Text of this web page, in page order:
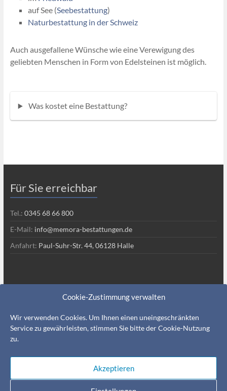
Cookie-Zustimmung verwalten
Wir verwenden Cookies. Um Ihnen einen uneingeschränkten
Service zu gewährleisten, stimmen Sie bitte der Cookie-Nutzung
zu.
Akzeptieren
auf See (Seebestattung)
Naturbestattung in der Schweiz
Auch ausgefallene Wünsche wie eine Verewigung des
geliebten Menschen in Form von Edelsteinen ist möglich.
Was kostet eine Bestattung?
Für Sie erreichbar
Tel.: 0345 68 66 800
E-Mail: info@memora-bestattungen.de
Anfahrt: Paul-Suhr-Str. 44, 06128 Halle
Datenschutz
Impressum